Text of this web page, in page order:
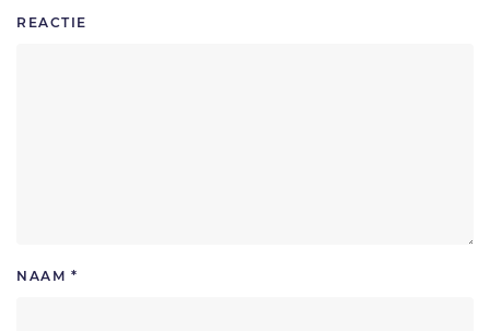
REACTIE
NAAM *